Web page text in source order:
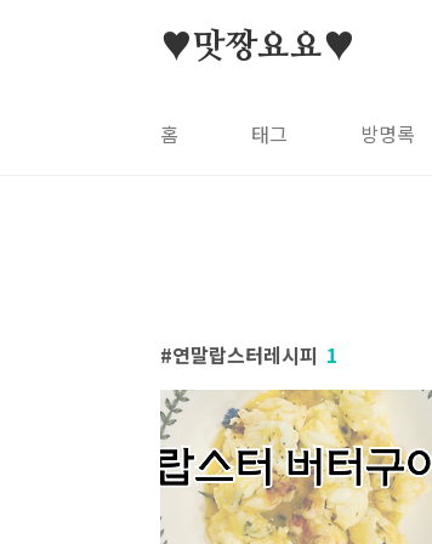
♥맛짱요요♥
홈 태그 방명록
연말랍스터레시피 1